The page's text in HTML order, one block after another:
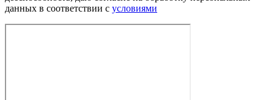
данных в соответствии с условиями